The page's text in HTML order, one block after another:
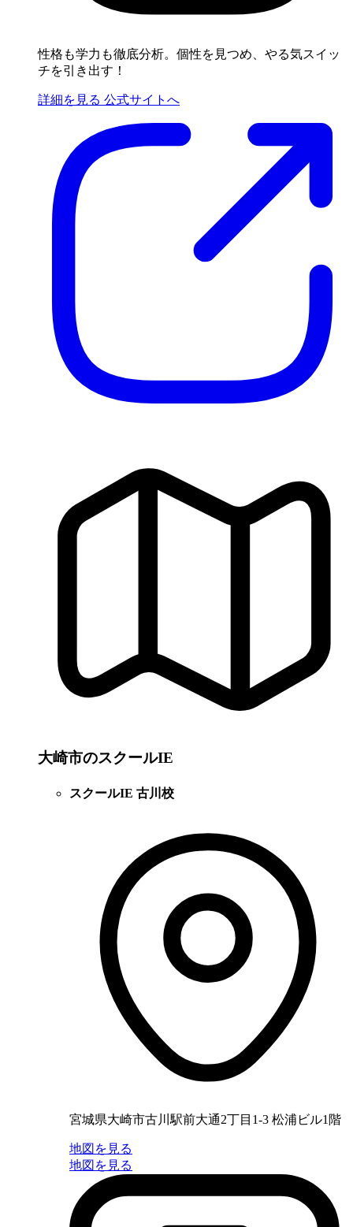
性格も学力も徹底分析。個性を見つめ、やる気スイッ
チを引き出す！
詳細を見る 公式サイトへ
大崎市のスクールIE
スクールIE 古川校
宮城県大崎市古川駅前大通2丁目1-3 松浦ビル1階
地図を見る
地図を見る